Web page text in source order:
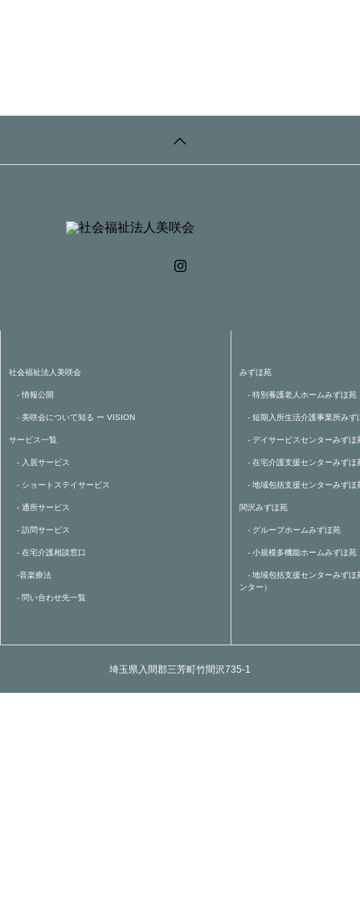
社会福祉法人美咲会
- 情報公開
- 美咲会について知る ー VISION
サービス一覧
- 入居サービス
- ショートステイサービス
- 通所サービス
- 訪問サービス
- 在宅介護相談窓口
-音楽療法
- 問い合わせ先一覧
みずほ苑
- 特別養護老人ホームみずほ苑
- 短期入所生活介護事業所みず
- デイサービスセンターみずほ
- 在宅介護支援センターみずほ
- 地域包括支援センターみずほ
関沢みずほ苑
- グループホームみずほ苑
- 小規模多機能ホームみずほ苑
- 地域包括支援センターみずほ
ンター）
埼玉県入間郡三芳町竹間沢735-1